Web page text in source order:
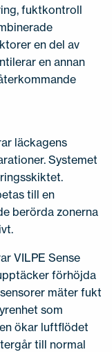
fuktkontroll
en del av
en annan
läckagens
Systemet
till en
berörda zonerna
VILPE Sense
förhöjda
mäter fukt
som
ökar luftflödet
till normal